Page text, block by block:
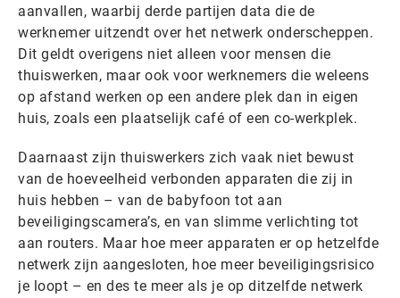
aanvallen, waarbij derde partijen data die de
werknemer uitzendt over het netwerk onderscheppen.
Dit geldt overigens niet alleen voor mensen die
thuiswerken, maar ook voor werknemers die weleens
op afstand werken op een andere plek dan in eigen
huis, zoals een plaatselijk café of een co-werkplek.
Daarnaast zijn thuiswerkers zich vaak niet bewust
van de hoeveelheid verbonden apparaten die zij in
huis hebben – van de babyfoon tot aan
beveiligingscamera’s, en van slimme verlichting tot
aan routers. Maar hoe meer apparaten er op hetzelfde
netwerk zijn aangesloten, hoe meer beveiligingsrisico
je loopt – en des te meer als je op ditzelfde netwerk